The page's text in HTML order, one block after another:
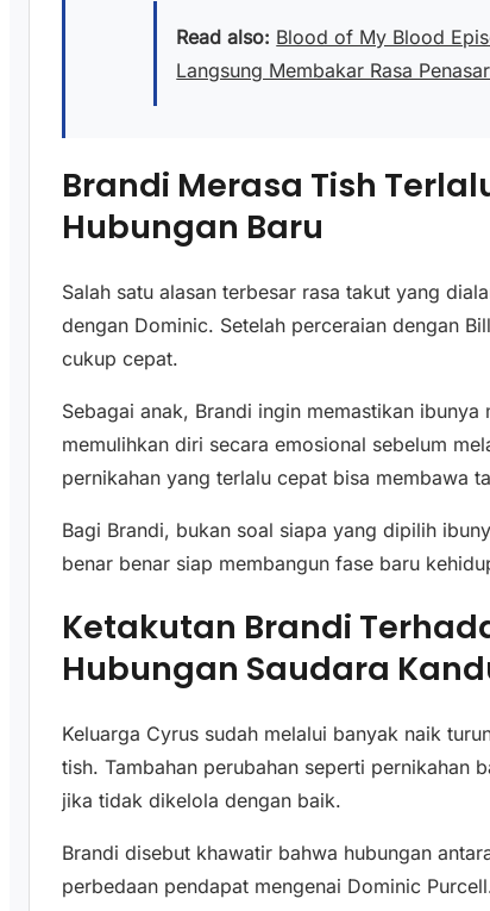
Read also: Blood of My Blood
Langsung Membakar Rasa
Brandi Merasa Tish
Hubungan Baru
Salah satu alasan terbesar rasa takut yang
dengan Dominic. Setelah perceraian dengan
cukup cepat.
Sebagai anak, Brandi ingin memastikan
memulihkan diri secara emosional sebelum
pernikahan yang terlalu cepat bisa membawa
Bagi Brandi, bukan soal siapa yang dipilih
benar benar siap membangun fase baru
Ketakutan Brandi
Hubungan Saudara
Keluarga Cyrus sudah melalui banyak naik
tish. Tambahan perubahan seperti pernikahan
jika tidak dikelola dengan baik.
Brandi disebut khawatir bahwa hubungan
perbedaan pendapat mengenai Dominic